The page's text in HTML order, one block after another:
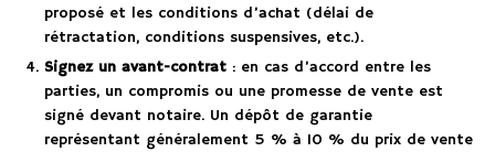
proposé et les conditions d’achat (délai de
rétractation, conditions suspensives, etc.).
Signez un avant-contrat : en cas d’accord entre les
parties, un compromis ou une promesse de vente est
signé devant notaire. Un dépôt de garantie
représentant généralement 5 % à 10 % du prix de vente